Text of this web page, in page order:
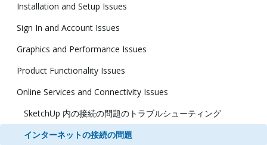
Installation and Setup Issues
Sign In and Account Issues
Graphics and Performance Issues
Product Functionality Issues
Online Services and Connectivity Issues
SketchUp 内の接続の問題のトラブルシューティング
インターネットの接続の問題